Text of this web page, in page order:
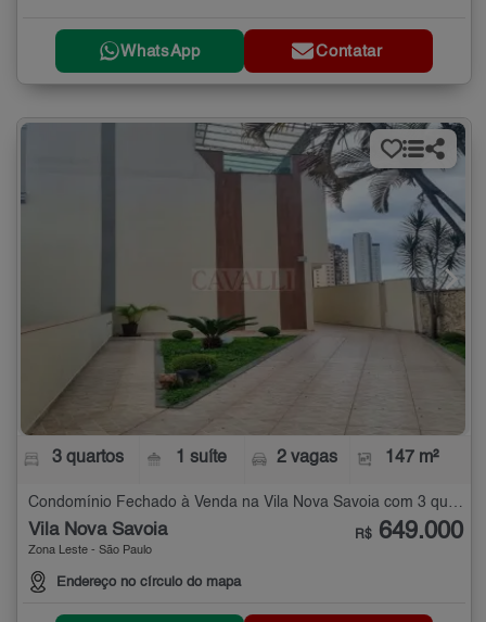
WhatsApp Contatar
3 quartos 1 suíte 2 vagas 147 m²
Condomínio Fechado à Venda na Vila Nova Savoia com 3 quartos - 147 m²
Vila Nova Savoia
Zona Leste - São Paulo
Endereço no círculo do mapa
R$ 649.000